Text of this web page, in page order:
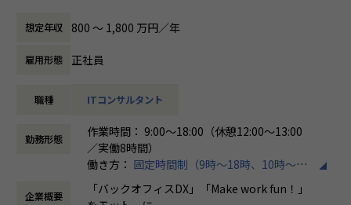
る」
・「日本で新しいマーケットを開拓する」
・「日本でもっと浸透させ、よりよい未来を創る」
だける方からのご応募をお待ちしております！
＜ホープスBLOGもご覧ください＞
プロジェクトの具体例やホープスの社風が分かる記事を掲載
しております！
是非ご覧ください！
実務を通してAWSの設計・構築スキルを高めるため、ホープ
スへご入社。
・Iさん（40代前半）
用・EOL対応に携わり、TerraformやAnsibleを用いた自動
AWS環境の保守・改善を中心に、ユーザー調整・スケジュー
ル管理も担当し、技術とマネジメントの両面からプロジェク
上流工程からシステム全体を俯瞰して関わった経験を活か
ホープスでは、リモートワーク活用があり平
く、プロジェクトに応じて柔軟な働き方がで
ています。
具体的には、以下のような業務に携わっていただきます。
・SAPシステムの導入プロジェクト支援（要件定義、設計、
実装、テスト、運用保守）
・クライアントとの折衝および課題解決の提案
売上過去最高記録を更新している当社では、今まさに第二次
準大手から中堅規模の企業に特化して、プライム案件、ERP
導入案件、DX推進案件の拡大に注力しております。
想定年収 800 〜 1,800 万円／年
雇用形態 正社員
職種 ITコンサルタント
勤務形態
作業時間： 9:00～18:00（休憩12:00～13:00
／実働8時間）
働き方： 固定時間制（9時～18時、10時～19
時など）
時間外労働の有無： 有（月平均10時間）
企業概要
「バックオフィスDX」「Make work fun！」